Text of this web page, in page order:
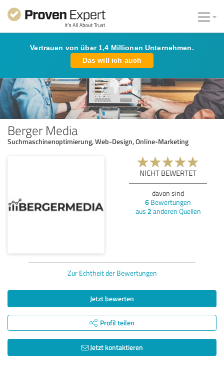
Vertrauen von über 1,4 Millionen Unternehmen.
Das will ich auch
Berger Media
Suchmaschinenoptimierung, Web-Design, Online-Marketing
NICHT BEWERTET
davon sind
6 Bewertungen
aus 2 anderen Quellen
Zur Echtheit der Bewertungen
Jetzt bewerten
Profil teilen
Jetzt kontaktieren